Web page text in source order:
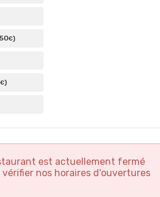
€)
€)
est actuellement fermé
vérifier nos horaires d'ouvertures